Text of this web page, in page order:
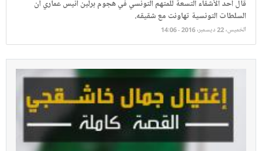
قال أحد الأشقاء التسعة للمتهم التونسي في هجوم برلين أنيس عماري أن
السلطات التونسية تهاونت مع شقيقه.
الخميس، 22 ديسمبر، 2016 - 14:06